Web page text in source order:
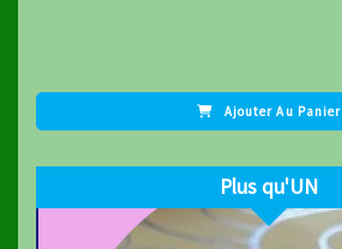
Ajouter Au Panier
Plus qu'UN